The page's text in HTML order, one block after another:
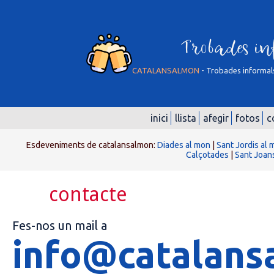
Trobades
CATALANSALMON - Trobades
inici llista afegir fotos
Esdeveniments de catalansalmon: Diades al mon
Sant Jordis al
Calçotades
Sant
contacte
Fes-nos un mail a